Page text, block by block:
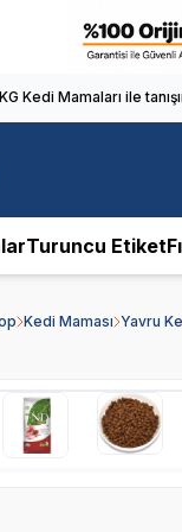
Kedi Mamaları ile
Turuncu Etiket
Kedi Maması Yavru